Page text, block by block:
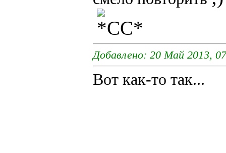
Добавлено: 20 Май 2013,
Вот как-то так...